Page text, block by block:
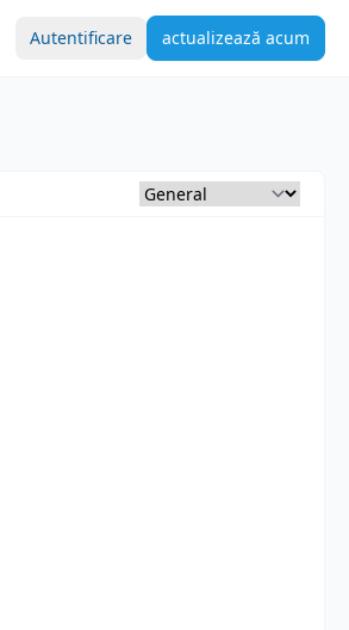
Autentificare actualizează acum